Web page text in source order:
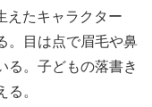
えたキャラクター
。目は点で眉毛や鼻
る。子どもの落書き
。